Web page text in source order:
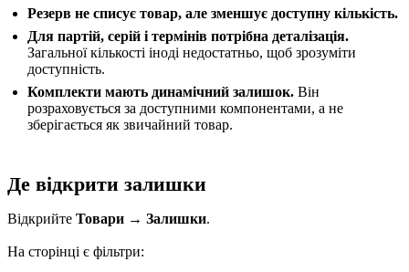
Резерв не списує товар, але зменшує доступну кількість.
Для партій, серій і термінів потрібна деталізація.
Загальної кількості іноді недостатньо, щоб зрозуміти
доступність.
Комплекти мають динамічний залишок.Він
розраховується за доступними компонентами, а не
зберігається як звичайний товар.
Де відкрити залишки
Відкрийте Товари → Залишки.
На сторінці є фільтри: